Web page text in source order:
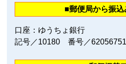
■郵便局から振込
口座：ゆうちょ銀行
記号／10180 番号／62056751